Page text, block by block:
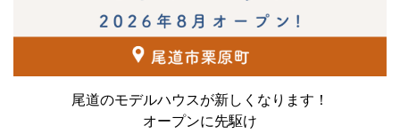
尾道のモデルハウスが新しくなります！
オープンに先駆け